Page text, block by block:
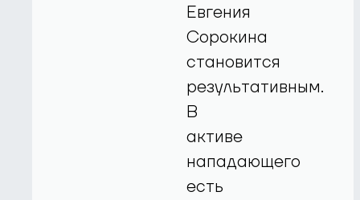
Евгения
Сорокина
становится
результативным.
В
активе
нападающего
есть